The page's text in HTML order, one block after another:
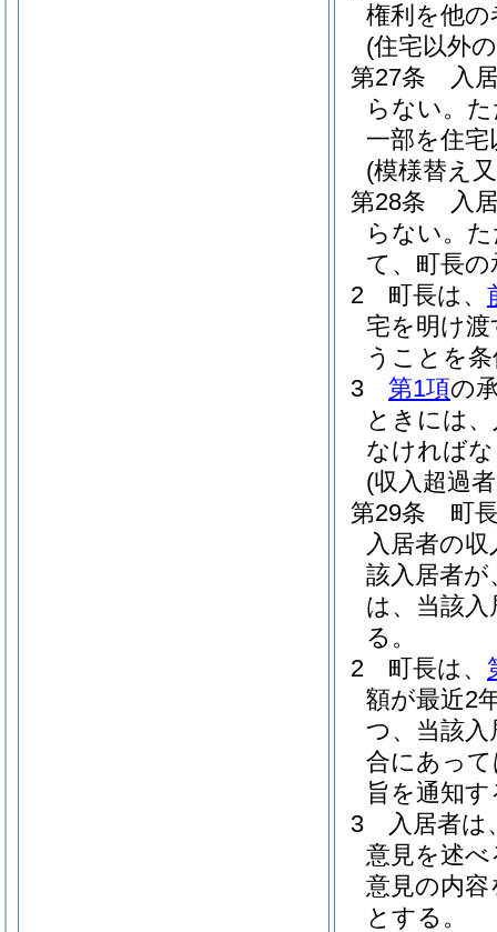
権利を他
(住宅以外
第27条
入
らない。
一部を住
(模様替え
第28条
入
らない。
て、町長
2
町長は、
宅を明け
うことを
3
第1項の
ときには
なければ
(収入超過
第29条
町
入居者の
該入居者
は、当該
る。
2
町長は、
額が最近2
つ、当該
合にあっ
旨を通知
3
入居者は
意見を述
意見の内
とする。